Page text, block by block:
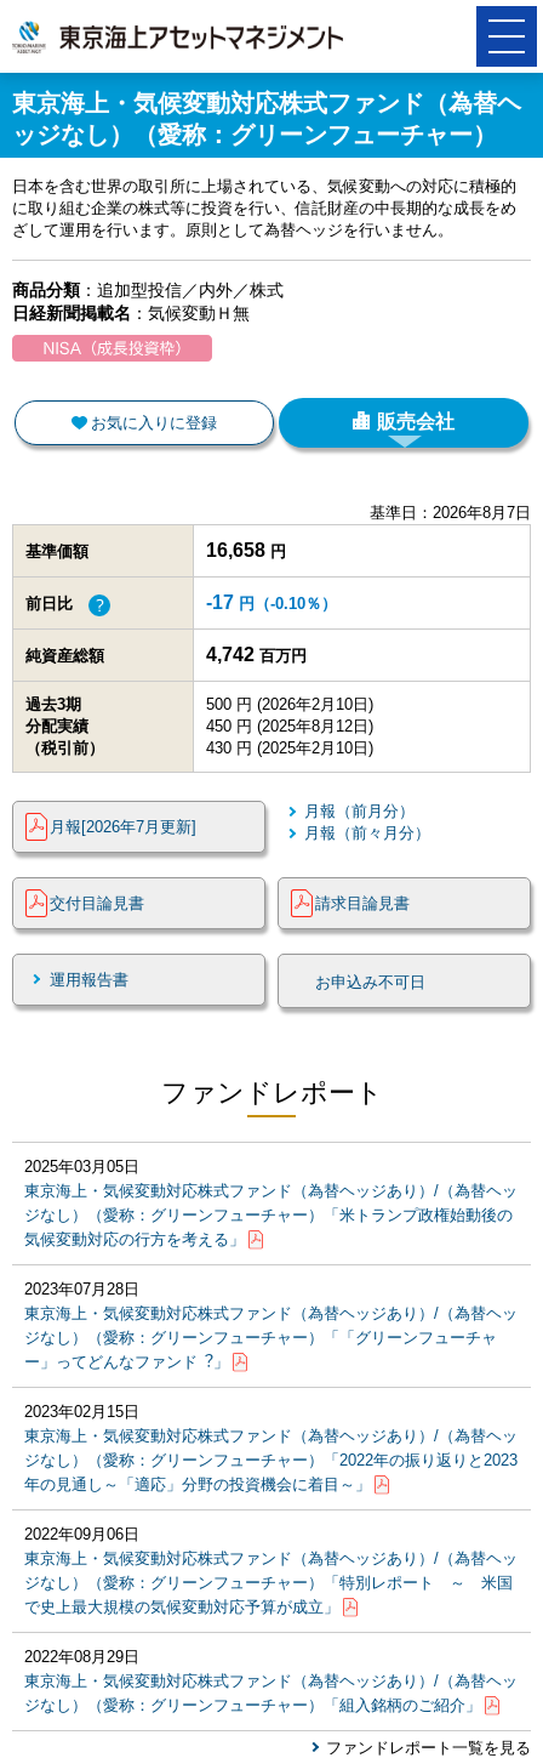
東京海上・気候変動対応株式ファンド（為替ヘ
ッジなし）（愛称：グリーンフューチャー）
日本を含む世界の取引所に上場されている、気候変動への対応に積極的
に取り組む企業の株式等に投資を行い、信託財産の中長期的な成長をめ
ざして運用を行います。原則として為替ヘッジを行いません。
商品分類 ：追加型投信／内外／株式
日経新聞掲載名 ：気候変動Ｈ無
お気に入りに登録 販売会社
基準日： 2026年8月7日
基準価額 16,658 円
前日比 -17 円（-0.10％）
純資産総額 4,742 百万円
過去3期
分配実績
（税引前）
500 円 (2026年2月10日)
450 円 (2025年8月12日)
430 円 (2025年2月10日)
月報[2026年7月更新]
月報（前月分）
月報（前々月分）
交付目論見書 請求目論見書
運用報告書 お申込み不可日
ファンドレポート
2025年03月05日
東京海上・気候変動対応株式ファンド（為替ヘッジあり）/（為替ヘッ
ジなし）（愛称：グリーンフューチャー）「米トランプ政権始動後の
気候変動対応の行方を考える」
2023年07月28日
東京海上・気候変動対応株式ファンド（為替ヘッジあり）/（為替ヘッ
ジなし）（愛称：グリーンフューチャー）「「グリーンフューチャ
ー」ってどんなファンド︖」
2023年02月15日
東京海上・気候変動対応株式ファンド（為替ヘッジあり）/（為替ヘッ
ジなし）（愛称：グリーンフューチャー）「2022年の振り返りと2023
年の見通し～「適応」分野の投資機会に着目～」
2022年09月06日
東京海上・気候変動対応株式ファンド（為替ヘッジあり）/（為替ヘッ
ジなし）（愛称：グリーンフューチャー）「特別レポート ～ 米国
で史上最大規模の気候変動対応予算が成立」
2022年08月29日
東京海上・気候変動対応株式ファンド（為替ヘッジあり）/（為替ヘッ
ジなし）（愛称：グリーンフューチャー）「組入銘柄のご紹介」
ファンドレポート一覧を見る